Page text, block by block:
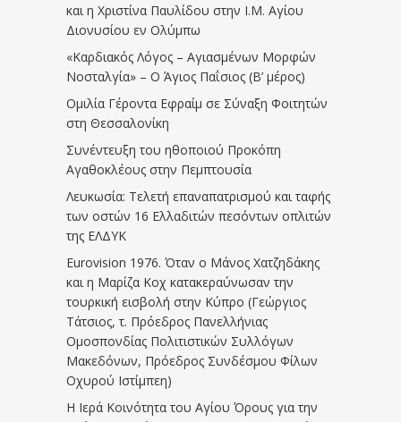
και η Χριστίνα Παυλίδου στην Ι.Μ. Αγίου
Διονυσίου εν Ολύμπω
«Καρδιακός Λόγος – Αγιασμένων Μορφών
Νοσταλγία» – Ο Άγιος Παΐσιος (Β’ μέρος)
Ομιλία Γέροντα Εφραίμ σε Σύναξη Φοιτητών
στη Θεσσαλονίκη
Συνέντευξη του ηθοποιού Προκόπη
Αγαθοκλέους στην Πεμπτουσία
Λευκωσία: Τελετή επαναπατρισμού και ταφής
των οστών 16 Ελλαδιτών πεσόντων οπλιτών
της ΕΛΔΥΚ
Eurovision 1976. Όταν ο Μάνος Χατζηδάκης
και η Μαρίζα Κοχ κατακεραύνωσαν την
τουρκική εισβολή στην Κύπρο (Γεώργιος
Τάτσιος, τ. Πρόεδρος Πανελλήνιας
Ομοσπονδίας Πολιτιστικών Συλλόγων
Μακεδόνων, Πρόεδρος Συνδέσμου Φίλων
Οχυρού Ιστίμπεη)
Η Ιερά Κοινότητα του Αγίου Όρους για την